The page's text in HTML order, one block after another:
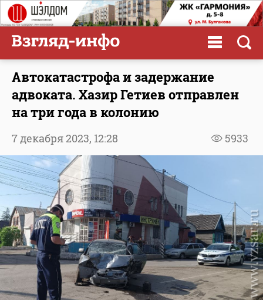
Автокатастрофа и задержание
адвоката. Хазир Гетиев отправлен
на три года в колонию
5933
7 декабря 2023, 12:28